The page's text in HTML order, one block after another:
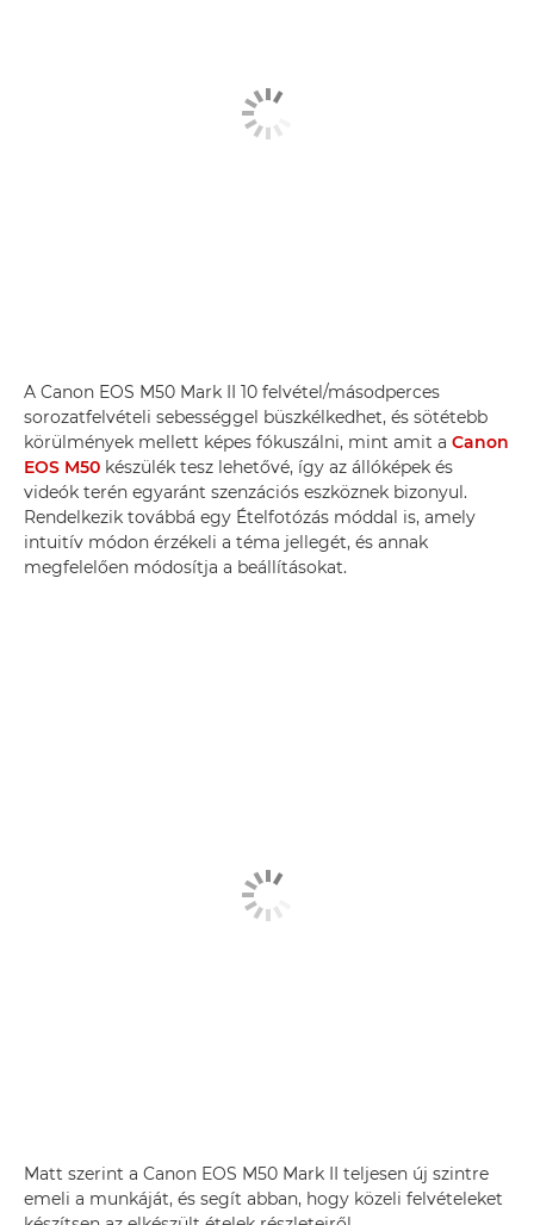
A Canon EOS M50 Mark II 10 felvétel/másodperces
sorozatfelvételi sebességgel büszkélkedhet, és sötétebb
körülmények mellett képes fókuszálni, mint amit a Canon
EOS M50 készülék tesz lehetővé, így az állóképek és
videók terén egyaránt szenzációs eszköznek bizonyul.
Rendelkezik továbbá egy Ételfotózás móddal is, amely
intuitív módon érzékeli a téma jellegét, és annak
megfelelően módosítja a beállításokat.
Matt szerint a Canon EOS M50 Mark II teljesen új szintre
emeli a munkáját, és segít abban, hogy közeli felvételeket